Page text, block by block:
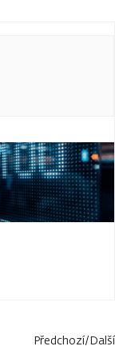
Předchozí/Další